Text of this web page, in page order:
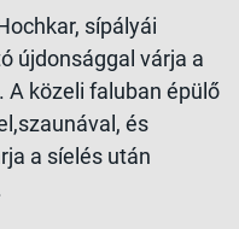
sípályái
újdonsággal várja a
A közeli faluban épülő
és
a síelés után